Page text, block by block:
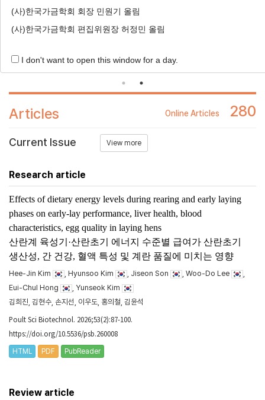
the normal conversion of cartilage to bone is interrupted. Nutrition
plays a crucial role in bone growth by influencing bone structure,
Articles Online Articles 280
Current Issue View more
Research article
Effects of dietary energy levels during rearing and early laying
phases on early-lay performance, liver health, blood
characteristics, egg quality in laying hens
산란계 육성기·산란초기 에너지 수준별 급여가 산란초기
생산성, 간 건강, 혈액 특성 및 계란 품질에 미치는 영향
Hee-Jin Kim , Hyunsoo Kim , Jiseon Son , Woo-Do Lee
Eui-Chul Hong
, Yunseok Kim
김희진, 김현수, 손지선, 이우도, 홍의철, 김윤석
Poult Sci Biotechnol. 2026;53(2):87-100.
https://doi.org/10.5536/psb.260008
HTML PDF PubReader
Review article
(사)한국가금학회 회장 민원기 올림
(사)한국가금학회 편집위원장 허정민 올림
I don't want to open this window for a day.